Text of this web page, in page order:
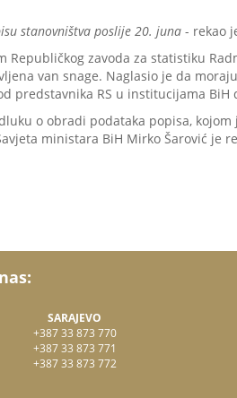
stanovništva poslije 20. juna - rekao
zavoda za statistiku
van snage. Naglasio je da
predstavnika RS u institucijama
o obradi podataka popisa,
ministara BiH Mirko Šarović je
SARAJEVO
+387 33 873 770
+387 33 873 771
+387 33 873 772